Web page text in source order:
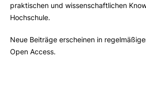
praktischen und wissenschaftlichen
Hochschule.
Neue Beiträge erscheinen in
Open Access.